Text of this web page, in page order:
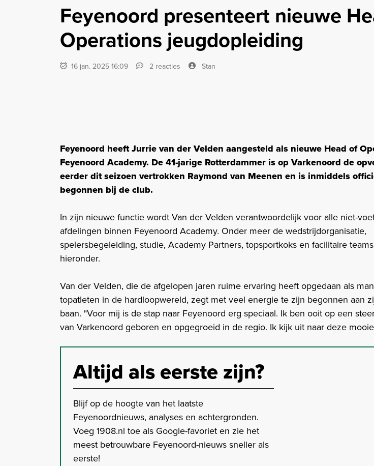
Feyenoord presenteert nieuwe
Operations jeugdopleiding
16 jan. 2025 16:09 2 reacties Stan
Feyenoord heeft Jurrie van der Velden aangesteld als nieuwe Head of
Feyenoord Academy. De 41-jarige Rotterdammer is op Varkenoord de
eerder dit seizoen vertrokken Raymond van Meenen en is inmiddels
begonnen bij de club.
In zijn nieuwe functie wordt Van der Velden verantwoordelijk voor alle niet-
afdelingen binnen Feyenoord Academy. Onder meer de wedstrijdorganisatie,
spelersbegeleiding, studie, Academy Partners, topsportkoks en facilitaire
hieronder.
Van der Velden, die de afgelopen jaren ruime ervaring heeft opgedaan als
topatleten in de hardloopwereld, zegt met veel energie te zijn begonnen aan
baan. "Voor mij is de stap naar Feyenoord erg speciaal. Ik ben ooit op een
van Varkenoord geboren en opgegroeid in de regio. Ik kijk uit naar deze
Altijd als eerste zijn?
Blijf op de hoogte van het laatste
Feyenoordnieuws, analyses en achtergronden.
Voeg 1908.nl toe als Google-favoriet en zie het
meest betrouwbare Feyenoord-nieuws sneller als
eerste!